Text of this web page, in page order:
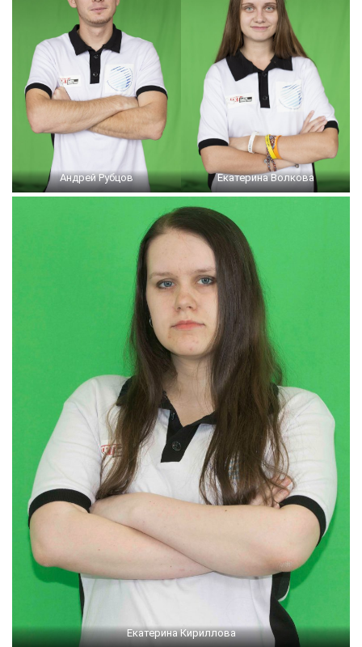
Андрей Рубцов Екатерина Волкова
Екатерина Кириллова